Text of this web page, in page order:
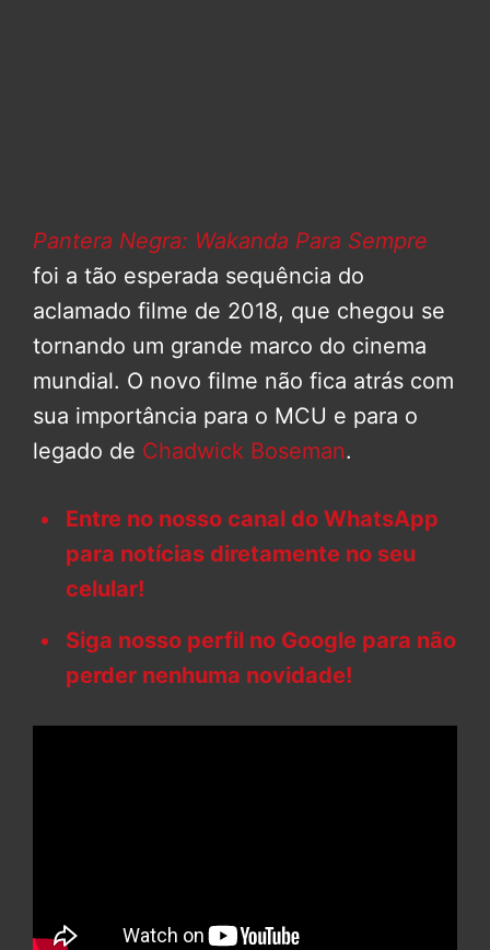
Pantera Negra: Wakanda Para Sempre
foi a tão esperada sequência do
aclamado filme de 2018, que chegou se
tornando um grande marco do cinema
mundial. O novo filme não fica atrás com
sua importância para o MCU e para o
legado de Chadwick Boseman.
Entre no nosso canal do WhatsApp
para notícias diretamente no seu
celular!
Siga nosso perfil no Google para não
perder nenhuma novidade!